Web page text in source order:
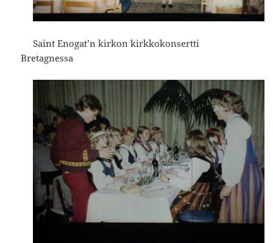
Saint Enogat’n kirkon kirkkokonsertti
Bretagnessa